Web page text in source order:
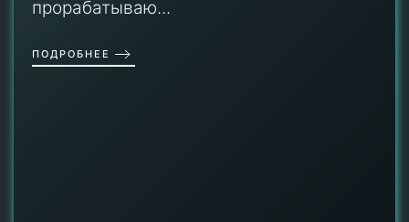
прорабатываю...
ПОДРОБНЕЕ